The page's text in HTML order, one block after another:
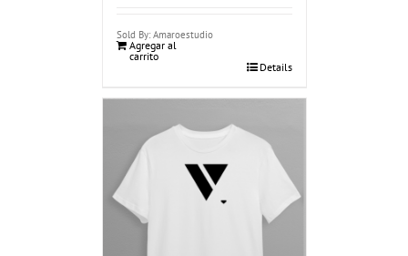
Sold By: Amaroestudio
Agregar al
carrito
Details